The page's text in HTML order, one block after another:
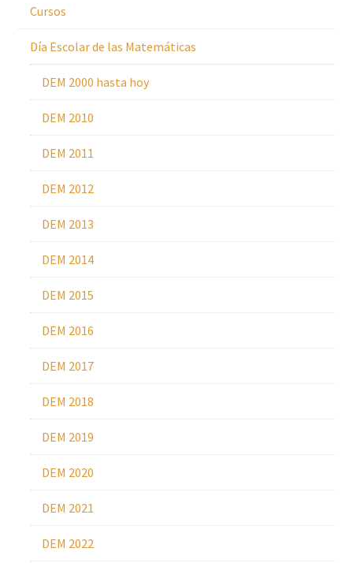
Cursos
Día Escolar de las Matemáticas
DEM 2000 hasta hoy
DEM 2010
DEM 2011
DEM 2012
DEM 2013
DEM 2014
DEM 2015
DEM 2016
DEM 2017
DEM 2018
DEM 2019
DEM 2020
DEM 2021
DEM 2022